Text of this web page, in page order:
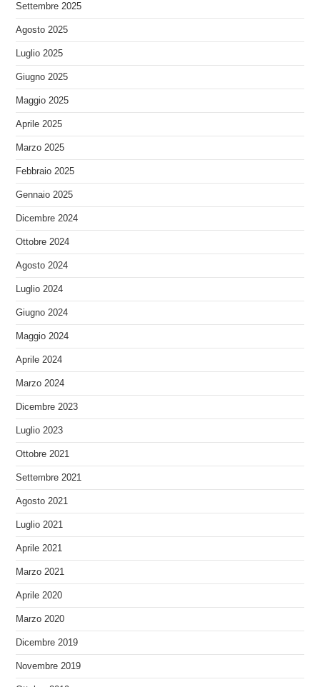
Settembre 2025
Agosto 2025
Luglio 2025
Giugno 2025
Maggio 2025
Aprile 2025
Marzo 2025
Febbraio 2025
Gennaio 2025
Dicembre 2024
Ottobre 2024
Agosto 2024
Luglio 2024
Giugno 2024
Maggio 2024
Aprile 2024
Marzo 2024
Dicembre 2023
Luglio 2023
Ottobre 2021
Settembre 2021
Agosto 2021
Luglio 2021
Aprile 2021
Marzo 2021
Aprile 2020
Marzo 2020
Dicembre 2019
Novembre 2019